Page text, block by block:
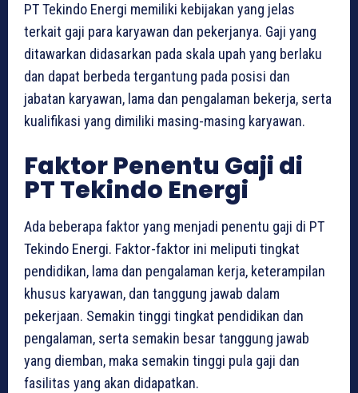
PT Tekindo Energi memiliki kebijakan yang jelas
terkait gaji para karyawan dan pekerjanya. Gaji yang
ditawarkan didasarkan pada skala upah yang berlaku
dan dapat berbeda tergantung pada posisi dan
jabatan karyawan, lama dan pengalaman bekerja, serta
kualifikasi yang dimiliki masing-masing karyawan.
Faktor Penentu Gaji di
PT Tekindo Energi
Ada beberapa faktor yang menjadi penentu gaji di PT
Tekindo Energi. Faktor-faktor ini meliputi tingkat
pendidikan, lama dan pengalaman kerja, keterampilan
khusus karyawan, dan tanggung jawab dalam
pekerjaan. Semakin tinggi tingkat pendidikan dan
pengalaman, serta semakin besar tanggung jawab
yang diemban, maka semakin tinggi pula gaji dan
fasilitas yang akan didapatkan.